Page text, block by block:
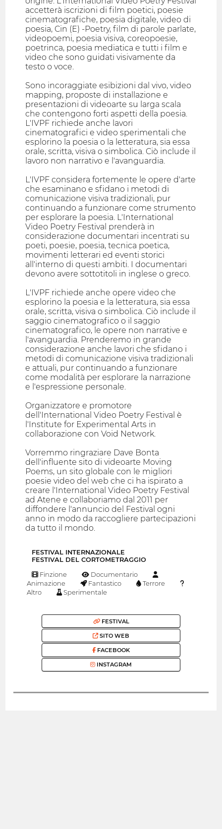
accetterà iscrizioni di film poetici, poesie
cinematografiche, poesia digitale, video di
poesia, Cin (E) -Poetry, film di parole parlate,
videopoemi, poesia visiva, coreopoesie,
poetrinca, poesia mediatica e tutti i film e
video che sono guidati visivamente da
testo o voce.
Sono incoraggiate esibizioni dal vivo, video
mapping, proposte di installazione e
presentazioni di videoarte su larga scala
che contengono forti aspetti della poesia.
L'IVPF richiede anche lavori
cinematografici e video sperimentali che
esplorino la poesia o la letteratura, sia essa
orale, scritta, visiva o simbolica. Ciò include il
lavoro non narrativo e l'avanguardia.
L'IVPF considera fortemente le opere d'arte
che esaminano e sfidano i metodi di
comunicazione visiva tradizionali, pur
continuando a funzionare come strumento
per esplorare la poesia. L'International
Video Poetry Festival prenderà in
considerazione documentari incentrati su
poeti, poesie, poesia, tecnica poetica,
movimenti letterari ed eventi storici
all'interno di questi ambiti. I documentari
devono avere sottotitoli in inglese o greco.
L'IVPF richiede anche opere video che
esplorino la poesia e la letteratura, sia essa
orale, scritta, visiva o simbolica. Ciò include il
saggio cinematografico o il saggio
cinematografico, le opere non narrative e
l'avanguardia. Prenderemo in grande
considerazione anche lavori che sfidano i
metodi di comunicazione visiva tradizionali
e attuali, pur continuando a funzionare
come modalità per esplorare la narrazione
e l'espressione personale.
Organizzatore e promotore
dell'International Video Poetry Festival è
l'Institute for Experimental Arts in
collaborazione con Void Network.
Vorremmo ringraziare Dave Bonta
dell'influente sito di videoarte Moving
Poems, un sito globale con le migliori
poesie video del web che ci ha ispirato a
creare l'International Video Poetry Festival
ad Atene e collaboriamo dal 2011 per
diffondere l'annuncio del Festival ogni
anno in modo da raccogliere partecipazioni
da tutto il mondo.
FESTIVAL INTERNAZIONALE
FESTIVAL DEL CORTOMETRAGGIO
Finzione
Documentario
Animazione
Fantastico
Terrore
Altro
Sperimentale
FESTIVAL
SITO WEB
FACEBOOK
INSTAGRAM